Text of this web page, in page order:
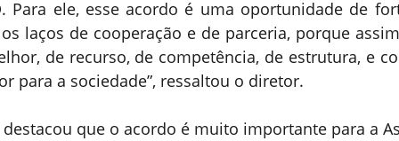
Para ele, esse acordo é uma oportunidade de
laços de cooperação e de parceria, porque
de recurso, de competência, de estrutura, e
para a sociedade”, ressaltou o diretor.
destacou que o acordo é muito importante para a